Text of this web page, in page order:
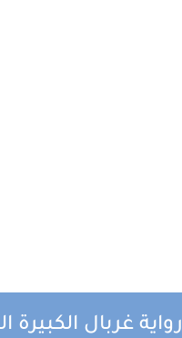
رواية غربال الكبيرة